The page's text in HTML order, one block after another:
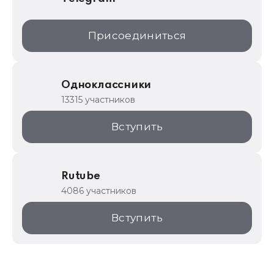
Присоединиться
Одноклассники
13315 участников
Вступить
Rutube
4086 участников
Вступить